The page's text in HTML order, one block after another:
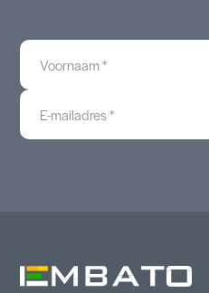
Voornaam
E-
mailadres